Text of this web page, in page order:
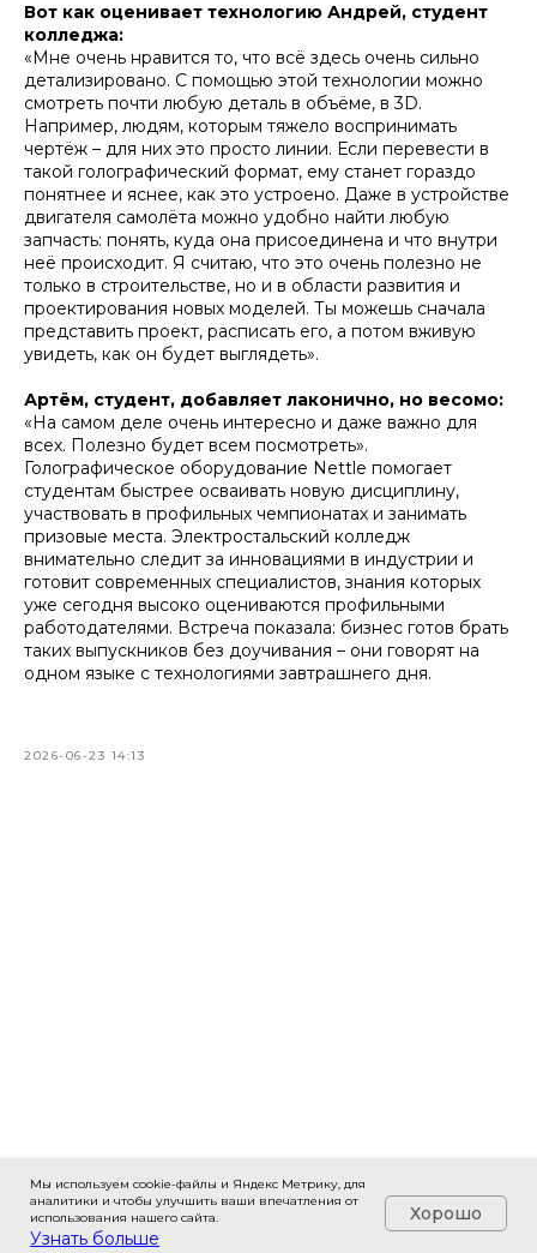
Вот как оценивает технологию Андрей, студент
колледжа:
«Мне очень нравится то, что всё здесь очень сильно
детализировано. С помощью этой технологии можно
смотреть почти любую деталь в объёме, в 3D.
Например, людям, которым тяжело воспринимать
чертёж – для них это просто линии. Если перевести в
такой голографический формат, ему станет гораздо
понятнее и яснее, как это устроено. Даже в устройстве
двигателя самолёта можно удобно найти любую
запчасть: понять, куда она присоединена и что внутри
неё происходит. Я считаю, что это очень полезно не
только в строительстве, но и в области развития и
проектирования новых моделей. Ты можешь сначала
представить проект, расписать его, а потом вживую
увидеть, как он будет выглядеть».
Артём, студент, добавляет лаконично, но весомо:
«На самом деле очень интересно и даже важно для
всех. Полезно будет всем посмотреть».
Голографическое оборудование Nettle помогает
студентам быстрее осваивать новую дисциплину,
участвовать в профильных чемпионатах и занимать
призовые места. Электростальский колледж
внимательно следит за инновациями в индустрии и
готовит современных специалистов, знания которых
уже сегодня высоко оцениваются профильными
работодателями. Встреча показала: бизнес готов брать
таких выпускников без доучивания – они говорят на
одном языке с технологиями завтрашнего дня.
2026-06-23 14:13
Мы используем cookie-файлы и Яндекс Метрику, для
аналитики и чтобы улучшить ваши впечатления от
использования нашего сайта.
Узнать больше
Хорошо